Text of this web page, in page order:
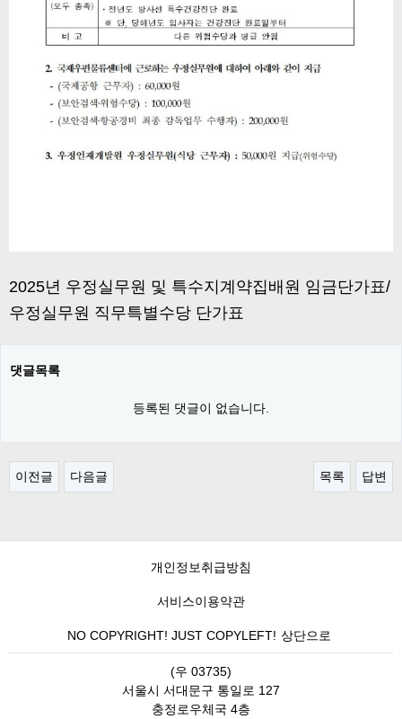
2025년 우정실무원 및 특수지계약집배원 임금단가표/
우정실무원 직무특별수당 단가표
댓글목록
등록된 댓글이 없습니다.
이전글 다음글 목록 답변
개인정보취급방침
서비스이용약관
NO COPYRIGHT! JUST COPYLEFT! 상단으로
(우 03735)
서울시 서대문구 통일로 127
충정로우체국 4층